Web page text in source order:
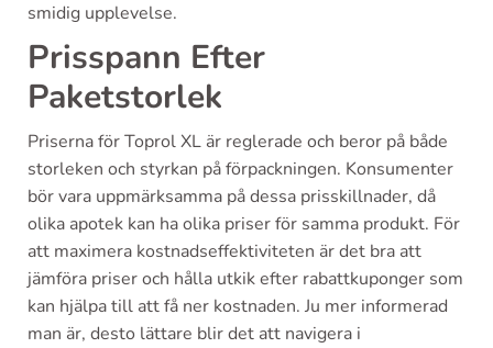
smidig upplevelse.
Prisspann Efter
Paketstorlek
Priserna för Toprol XL är reglerade och beror på både
storleken och styrkan på förpackningen. Konsumenter
bör vara uppmärksamma på dessa prisskillnader, då
olika apotek kan ha olika priser för samma produkt. För
att maximera kostnadseffektiviteten är det bra att
jämföra priser och hålla utkik efter rabattkuponger som
kan hjälpa till att få ner kostnaden. Ju mer informerad
man är, desto lättare blir det att navigera i